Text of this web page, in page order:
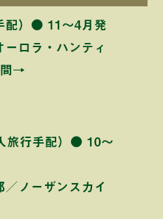
配）● 11〜4月発
ロラ・ハンティ
間→
旅行手配）● 10〜
ノーザンスカイ